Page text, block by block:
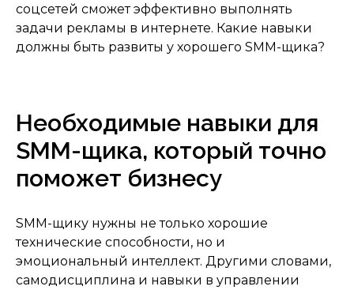
соцсетей сможет эффективно выполнять
задачи рекламы в интернете. Какие навыки
должны быть развиты у хорошего SMM-щика?
Необходимые навыки для
SMM-щика, который точно
поможет бизнесу
SMM-щику нужны не только хорошие
технические способности, но и
эмоциональный интеллект. Другими словами,
самодисциплина и навыки в управлении